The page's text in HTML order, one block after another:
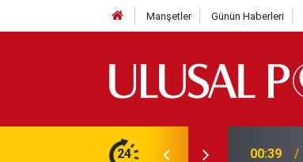
Manşetler Günün Haberleri
24 00:39